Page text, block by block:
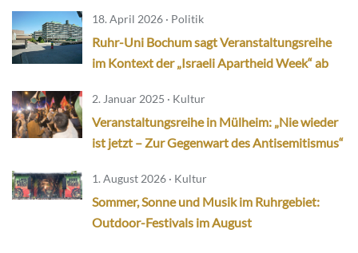
18. April 2026 · Politik
Ruhr-Uni Bochum sagt Veranstaltungsreihe
im Kontext der „Israeli Apartheid Week“ ab
2. Januar 2025 · Kultur
Veranstaltungsreihe in Mülheim: „Nie wieder
ist jetzt – Zur Gegenwart des Antisemitismus“
1. August 2026 · Kultur
Sommer, Sonne und Musik im Ruhrgebiet:
Outdoor-Festivals im August